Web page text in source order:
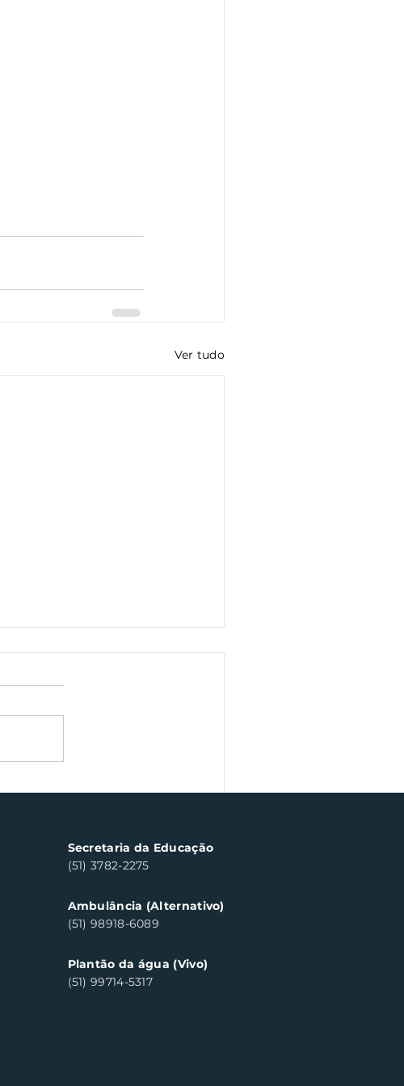
Ver tudo
Secretaria da Educação
(51) 3782-2275
Ambulância (Alternativo)
(51) 98918-6089
Plantão da água (Vivo)
(51) 99714-5317